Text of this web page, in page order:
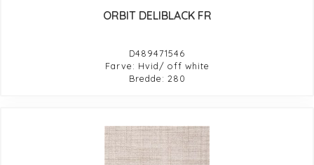
ORBIT DELIBLACK FR
D489471546
Farve: Hvid/ off white
Bredde: 280